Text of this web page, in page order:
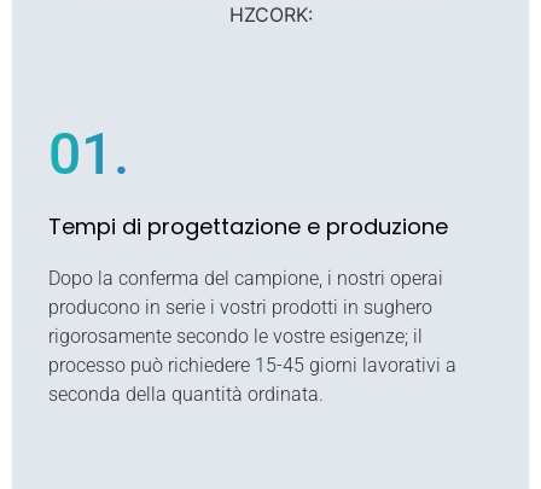
HZCORK:
01.
Tempi di progettazione e produzione
Dopo la conferma del campione, i nostri operai
producono in serie i vostri prodotti in sughero
rigorosamente secondo le vostre esigenze; il
processo può richiedere 15-45 giorni lavorativi a
seconda della quantità ordinata.